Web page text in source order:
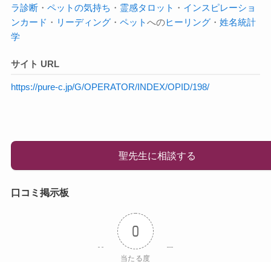
ラ診断・ ペットの気持ち ・ 霊感タロット ・ インスピレーショ
ンカード ・ リーディング・ ペットへのヒーリング・ 姓名統計
学
サイト URL
https://pure-c.jp/G/OPERATOR/INDEX/OPID/198/
聖先生に相談する
口コミ掲示板
0
当たる度